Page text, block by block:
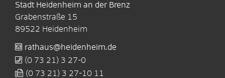
Stadt Heidenheim an der Brenz
Grabenstraße 15
89522 Heidenheim
rathaus@heidenheim.de
(0 73 21) 3 27-0
(0 73 21) 3 27-10 11